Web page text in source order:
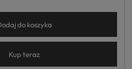
do koszyka
Kup teraz